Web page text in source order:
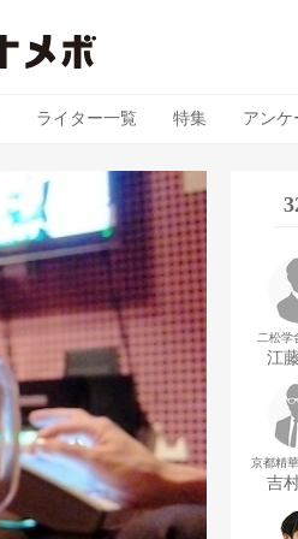
ライター一覧 特集 アンケ
二松学
江
京都精
吉